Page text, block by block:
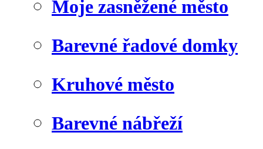
Moje zasněžené město
Barevné řadové domky
Kruhové město
Barevné nábřeží